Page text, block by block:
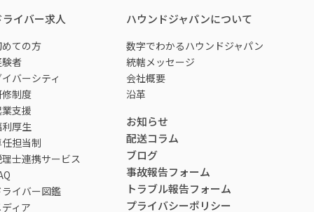
ライバー求人
ての方
者
バーシティ
制度
支援
厚生
担当制
士連携サービス
イバー図鑑
ィア
ハウンドジャパンについて
数字でわかるハウンドジャパン
統轄メッセージ
会社概要
沿革
お知らせ
配送コラム
ブログ
事故報告フォーム
トラブル報告フォーム
プライバシーポリシー